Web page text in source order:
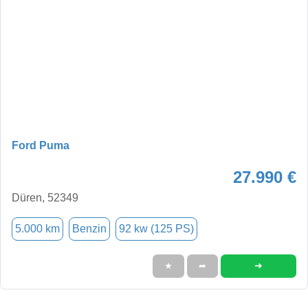
Ford Puma
27.990 €
Düren, 52349
5.000 km Benzin 92 kw (125 PS)
★ ➦ ➜